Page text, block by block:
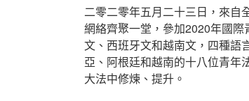
二零二零年五月二十三日，來自
網絡齊聚一堂，參加2020年國
文、西班牙文和越南文，四種語
亞、阿根廷和越南的十八位青年
大法中修煉、提升。